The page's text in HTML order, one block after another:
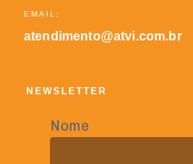
EMAIL:
atendimento@atvi.com.br
NEWSLETTER
Nome